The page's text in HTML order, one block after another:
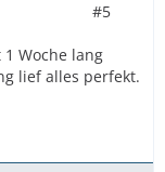
#5
Woche lang
lief alles perfekt.